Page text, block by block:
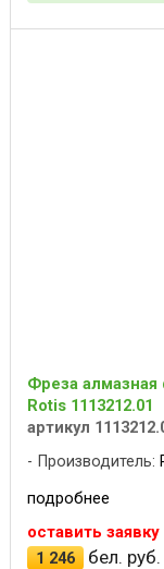
Фреза алмазная
Rotis 1113212.01
артикул
Производитель:
подробнее
оставить заявку
1 246
бел. руб.